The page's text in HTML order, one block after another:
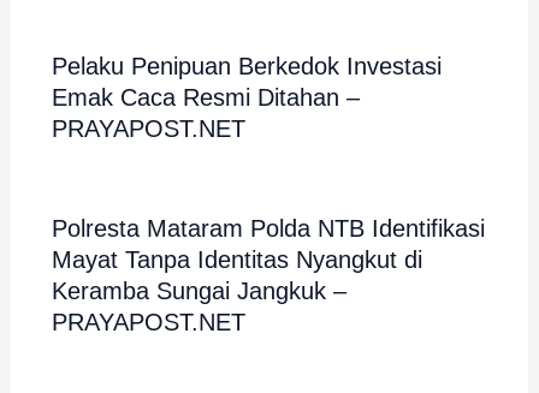
Pelaku Penipuan Berkedok Investasi
Emak Caca Resmi Ditahan –
PRAYAPOST.NET
Polresta Mataram Polda NTB Identifikasi
Mayat Tanpa Identitas Nyangkut di
Keramba Sungai Jangkuk –
PRAYAPOST.NET